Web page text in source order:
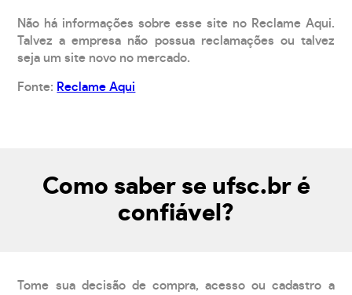
Não há informações sobre esse site no Reclame Aqui.
Talvez a empresa não possua reclamações ou talvez
seja um site novo no mercado.
Fonte: Reclame Aqui
Como saber se ufsc.br é
confiável?
Tome sua decisão de compra, acesso ou cadastro a